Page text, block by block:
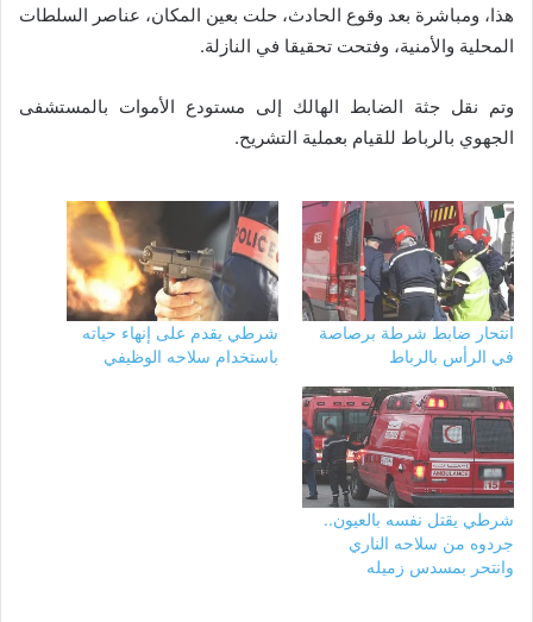
هذا، ومباشرة بعد وقوع الحادث، حلت بعين المكان، عناصر السلطات
المحلية والأمنية، وفتحت تحقيقا في النازلة.
وتم نقل جثة الضابط الهالك إلى مستودع الأموات بالمستشفى
الجهوي بالرباط للقيام بعملية التشريح.
انتحار ضابط شرطة برصاصة
في الرأس بالرباط
شرطي يقدم على إنهاء حياته
باستخدام سلاحه الوظيفي
شرطي يقتل نفسه بالعيون..
جردوه من سلاحه الناري
وانتحر بمسدس زميله